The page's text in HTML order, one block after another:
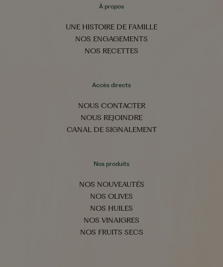
À propos
UNE HISTOIRE DE FAMILLE
NOS ENGAGEMENTS
NOS RECETTES
Accès directs
NOUS CONTACTER
NOUS REJOINDRE
CANAL DE SIGNALEMENT
Nos produits
NOS NOUVEAUTÉS
NOS OLIVES
NOS HUILES
NOS VINAIGRES
NOS FRUITS SECS